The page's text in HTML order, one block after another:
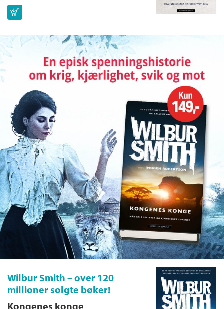
Wilbur Smith – over 120
millioner solgte bøker!
Kongenes konge